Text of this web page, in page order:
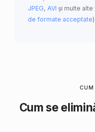
JPEG, AVI și multe
de formate acceptate)
CUM
Cum se